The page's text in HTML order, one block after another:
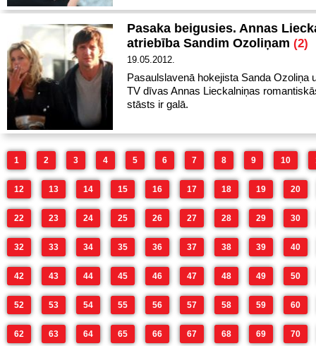
Pasaka beigusies. Annas
atriebība Sandim Ozoliņam (2)
19.05.2012.
Pasaulslavenā hokejista Sanda Ozoliņa
TV dīvas Annas Lieckalniņas
stāsts ir galā.
1 2 3 4 5 6 7 8 9 10
12 13 14 15 16 17 18 19 20
22 23 24 25 26 27 28 29 30
32 33 34 35 36 37 38 39 40
42 43 44 45 46 47 48 49 50
52 53 54 55 56 57 58 59 60
62 63 64 65 66 67 68 69 70